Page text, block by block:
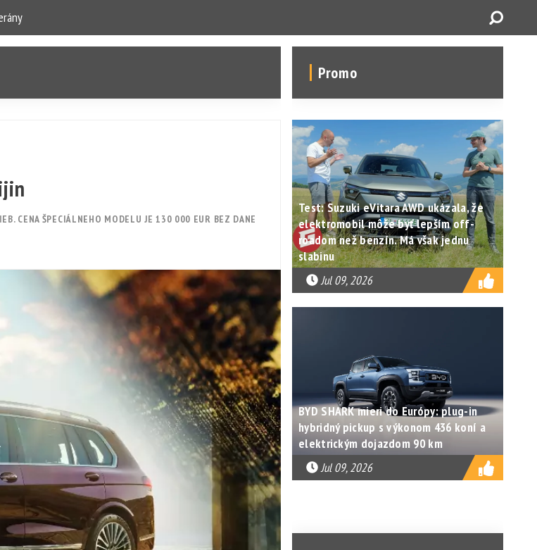
CENA ŠPECIÁLNEHO MODELU JE 130 000 EUR BEZ DANE
Promo
Test: Suzuki eVitara AWD ukázala, že
elektromobil môže byť lepším off-
roadom než benzín. Má však jednu
slabinu
Jul 09, 2026
BYD SHARK mieri do Európy: plug-in
hybridný pickup s výkonom 436 koní a
elektrickým dojazdom 90 km
Jul 09, 2026